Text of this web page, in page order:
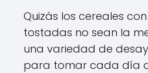
Quizás los cereales
tostadas no sean la
una variedad de
para tomar cada día